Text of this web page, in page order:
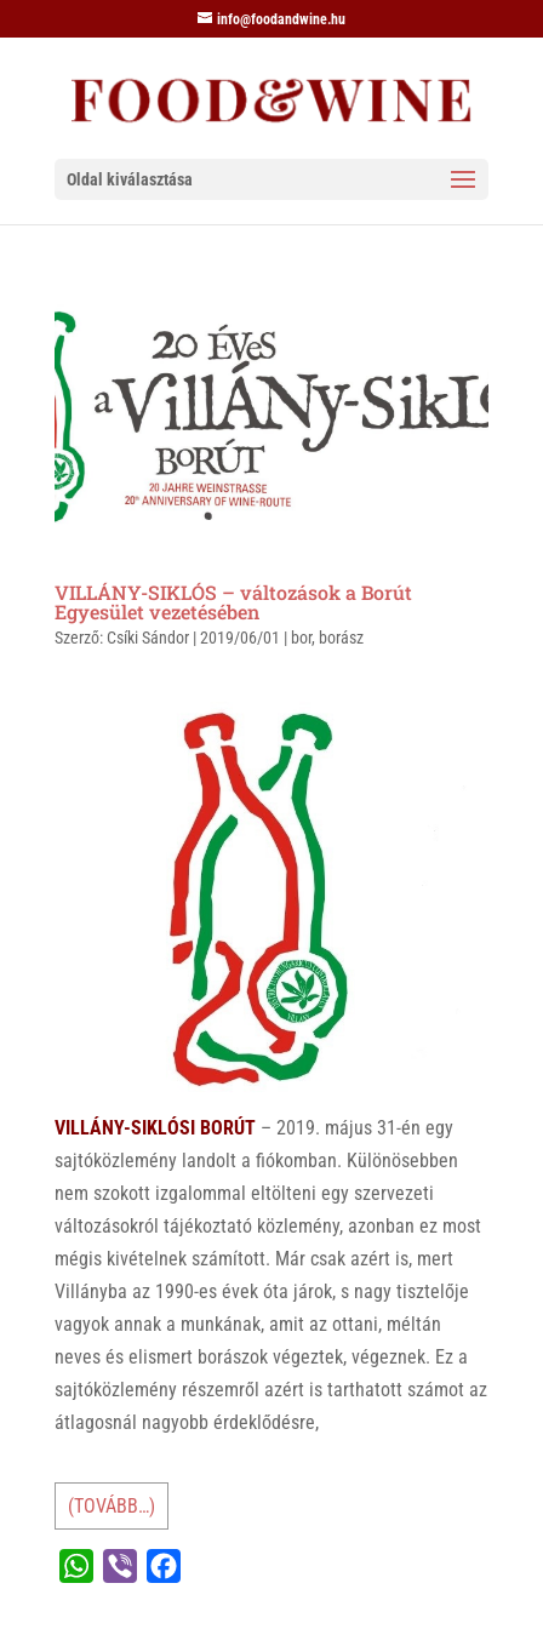
info@foodandwine.hu
Oldal kiválasztása
VILLÁNY-SIKLÓS – változások a Borút
Egyesület vezetésében
Szerző: Csíki Sándor|2019/06/01 | bor, borász
VILLÁNY-SIKLÓSI BORÚT – 2019. május 31-én egy
sajtóközlemény landolt a fiókomban. Különösebben
nem szokott izgalommal eltölteni egy szervezeti
változásokról tájékoztató közlemény, azonban ez most
mégis kivételnek számított. Már csak azért is, mert
Villányba az 1990-es évek óta járok, s nagy tisztelője
vagyok annak a munkának, amit az ottani, méltán
neves és elismert borászok végeztek, végeznek. Ez a
sajtóközlemény részemről azért is tarthatott számot az
átlagosnál nagyobb érdeklődésre,
(TOVÁBB…)